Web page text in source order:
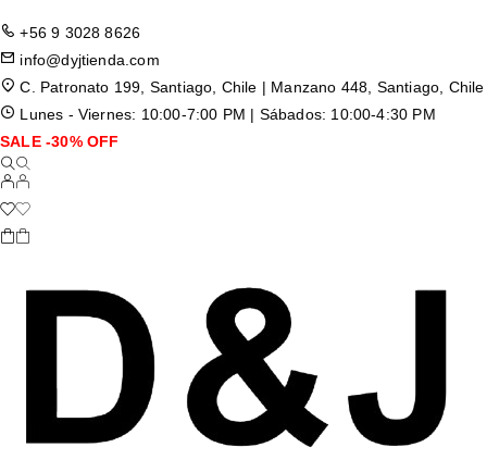
+56 9 3028 8626
info@dyjtienda.com
C. Patronato 199, Santiago, Chile | Manzano 448, Santiago, Chile
Lunes - Viernes: 10:00-7:00 PM | Sábados: 10:00-4:30 PM
SALE -30% OFF